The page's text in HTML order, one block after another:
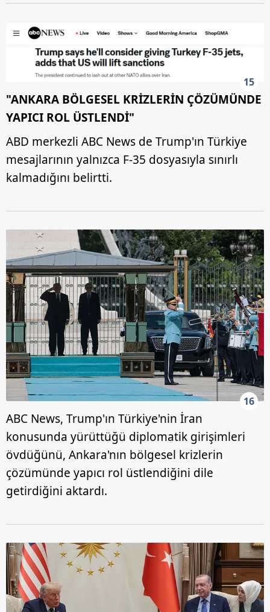
15
"ANKARA BÖLGESEL KRİZLERİN ÇÖZÜMÜNDE
YAPICI ROL ÜSTLENDİ"
ABD merkezli ABC News de Trump'ın Türkiye
mesajlarının yalnızca F-35 dosyasıyla sınırlı
kalmadığını belirtti.
16
ABC News, Trump'ın Türkiye'nin İran
konusunda yürüttüğü diplomatik girişimleri
övdüğünü, Ankara'nın bölgesel krizlerin
çözümünde yapıcı rol üstlendiğini dile
getirdiğini aktardı.